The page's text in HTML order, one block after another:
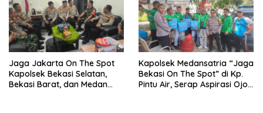
Jaga Jakarta On The Spot
Kapolsek Bekasi Selatan,
Bekasi Barat, dan Medan
Kapolsek Medansatria “Jaga
Bekasi On The Spot” di Kp.
Pintu Air, Serap Aspirasi Ojol